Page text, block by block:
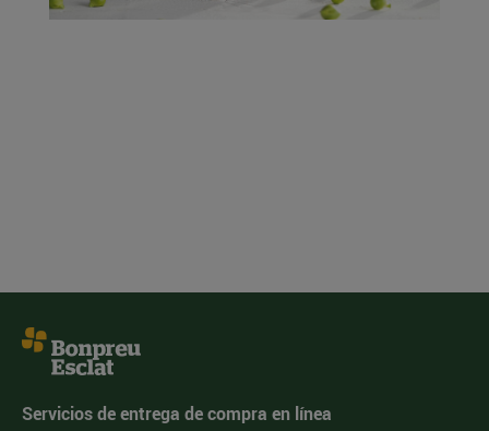
Servicios de entrega de compra en línea